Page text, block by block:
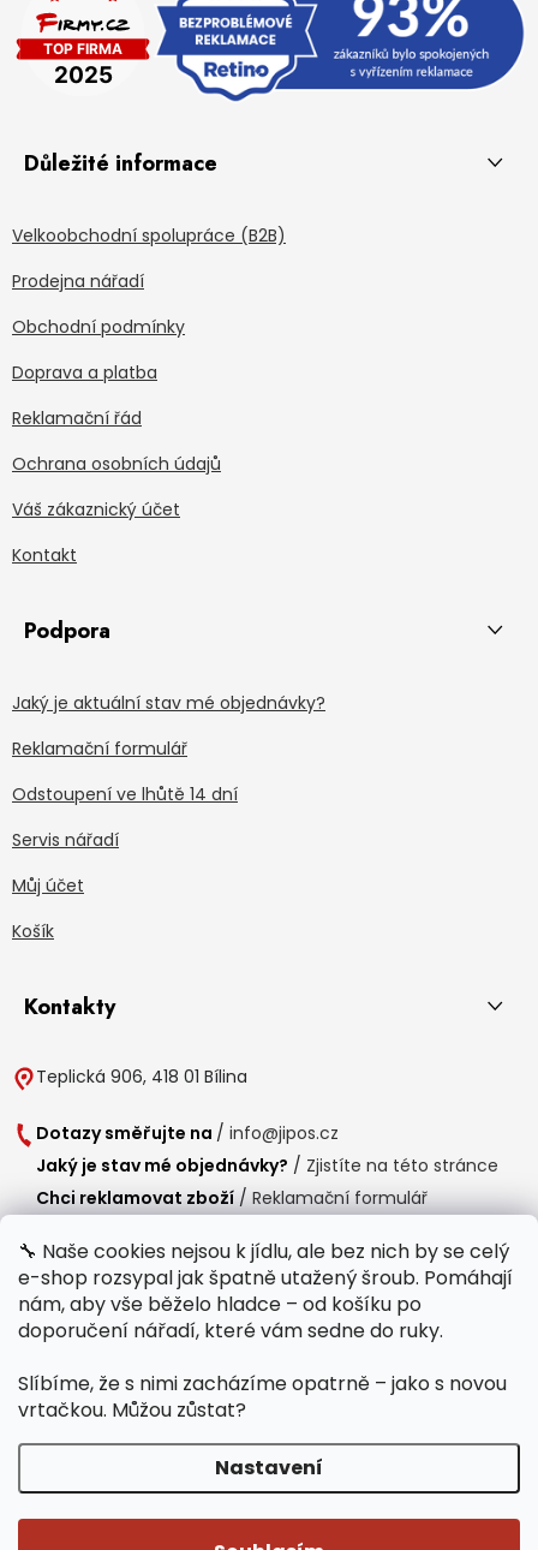
🔧 Naše cookies nejsou k jídlu, ale bez nich by se celý
e-shop rozsypal jak špatně utažený šroub. Pomáhají
nám, aby vše běželo hladce – od košíku po
doporučení nářadí, které vám sedne do ruky.
Slíbíme, že s nimi zacházíme opatrně – jako s novou
vrtačkou. Můžou zůstat?
Nastavení
Důležité informace
Velkoobchodní spolupráce (B2B)
Prodejna nářadí
Obchodní podmínky
Doprava a platba
Reklamační řád
Ochrana osobních údajů
Váš zákaznický účet
Kontakt
Podpora
Jaký je aktuální stav mé objednávky?
Reklamační formulář
Odstoupení ve lhůtě 14 dní
Servis nářadí
Můj účet
Košík
Kontakty
Teplická 906, 418 01 Bílina
Dotazy směřujte na / info@jipos.cz
Jaký je stav mé objednávky? / Zjistíte na této stránce
Chci reklamovat zboží / Reklamační formulář
Provozní doba
Po-Čt / 8:00 - 15:00
Polední přestávka /11:00 - 11:30
Copyright 2026Jipos.cz. Všechna práva vyhrazena.Upravit nastavení
cookies